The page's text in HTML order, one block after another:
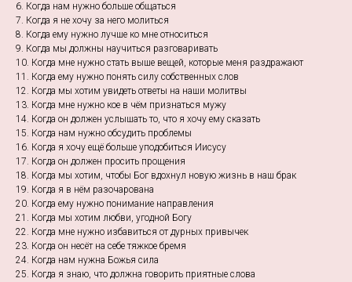
6. Когда нам нужно больше общаться
7. Когда я не хочу за него молиться
8. Когда ему нужно лучше ко мне относиться
9. Когда мы должны научиться разговаривать
10. Когда мне нужно стать выше вещей, которые меня раздражают
11. Когда ему нужно понять силу собственных слов
12. Когда мы хотим увидеть ответы на наши молитвы
13. Когда мне нужно кое в чём признаться мужу
14. Когда он должен услышать то, что я хочу ему сказать
15. Когда нам нужно обсудить проблемы
16. Когда я хочу ещё больше уподобиться Иисусу
17. Когда он должен просить прощения
18. Когда мы хотим, чтобы Бог вдохнул новую жизнь в наш брак
19. Когда я в нём разочарована
20. Когда ему нужно понимание направления
21. Когда мы хотим любви, угодной Богу
22. Когда мне нужно избавиться от дурных привычек
23. Когда он несёт на себе тяжкое бремя
24. Когда нам нужна Божья сила
25. Когда я знаю, что должна говорить приятные слова